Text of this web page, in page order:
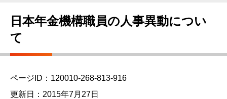
日本年金機構職員の人事異動につい
て
ページID：120010-268-813-916
更新日：2015年7月27日